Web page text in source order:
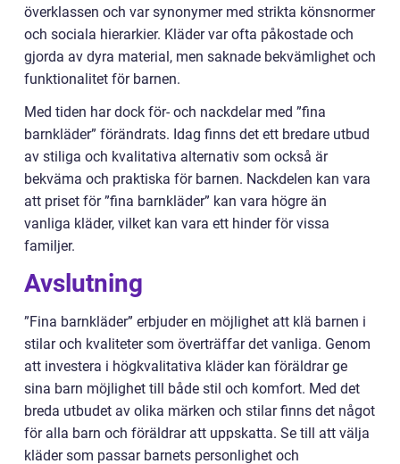
överklassen och var synonymer med strikta könsnormer
och sociala hierarkier. Kläder var ofta påkostade och
gjorda av dyra material, men saknade bekvämlighet och
funktionalitet för barnen.
Med tiden har dock för- och nackdelar med ”fina
barnkläder” förändrats. Idag finns det ett bredare utbud
av stiliga och kvalitativa alternativ som också är
bekväma och praktiska för barnen. Nackdelen kan vara
att priset för ”fina barnkläder” kan vara högre än
vanliga kläder, vilket kan vara ett hinder för vissa
familjer.
Avslutning
”Fina barnkläder” erbjuder en möjlighet att klä barnen i
stilar och kvaliteter som överträffar det vanliga. Genom
att investera i högkvalitativa kläder kan föräldrar ge
sina barn möjlighet till både stil och komfort. Med det
breda utbudet av olika märken och stilar finns det något
för alla barn och föräldrar att uppskatta. Se till att välja
kläder som passar barnets personlighet och